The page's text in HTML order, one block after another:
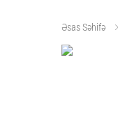
Əsas Səhifə